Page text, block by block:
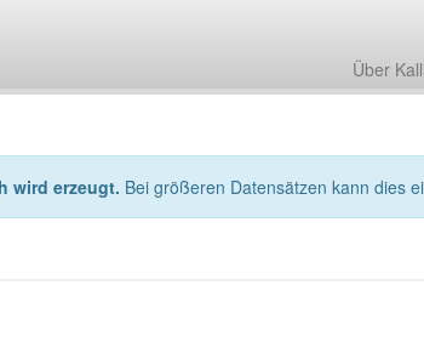
Über
wird erzeugt. Bei größeren Datensätzen kann dies